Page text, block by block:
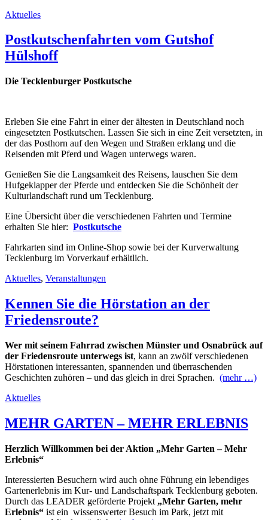
Aktuelles
Postkutschenfahrten vom Gutshof
Hülshoff
Die Tecklenburger Postkutsche
Erleben Sie eine Fahrt in einer der ältesten in Deutschland noch
eingesetzten Postkutschen. Lassen Sie sich in eine Zeit versetzten, in
der das Posthorn auf den Wegen und Straßen erklang und die
Reisenden mit Pferd und Wagen unterwegs waren.
Genießen Sie die Langsamkeit des Reisens, lauschen Sie dem
Hufgeklapper der Pferde und entdecken Sie die Schönheit der
Kulturlandschaft rund um Tecklenburg.
Eine Übersicht über die verschiedenen Fahrten und Termine
erhalten Sie hier: Postkutsche
Fahrkarten sind im Online-Shop sowie bei der Kurverwaltung
Tecklenburg im Vorverkauf erhältlich.
Aktuelles, Veranstaltungen
Kennen Sie die Hörstation an der
Friedensroute?
Wer mit seinem Fahrrad zwischen Münster und Osnabrück auf
der Friedensroute unterwegs ist, kann an zwölf verschiedenen
Hörstationen interessanten, spannenden und überraschenden
Geschichten zuhören – und das gleich in drei Sprachen. (mehr …)
Aktuelles
MEHR GARTEN – MEHR ERLEBNIS
Herzlich Willkommen bei der Aktion „Mehr Garten – Mehr
Erlebnis“
Interessierten Besuchern wird auch ohne Führung ein lebendiges
Gartenerlebnis im Kur- und Landschaftspark Tecklenburg geboten.
Durch das LEADER geförderte Projekt „Mehr Garten, mehr
Erlebnis“ ist ein wissenswerter Besuch im Park, jetzt mit